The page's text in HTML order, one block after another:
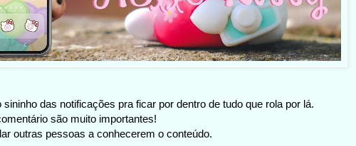
das notificações pra ficar por dentro de tudo que rola por lá.
são muito importantes!
outras pessoas a conhecerem o conteúdo.